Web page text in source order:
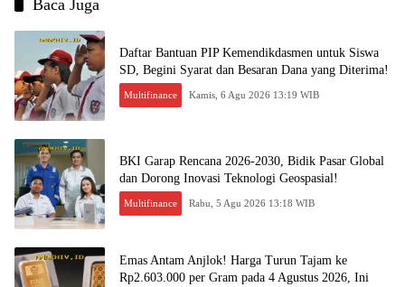
Baca Juga
Daftar Bantuan PIP Kemendikdasmen untuk Siswa
SD, Begini Syarat dan Besaran Dana yang Diterima!
Multifinance Kamis, 6 Agu 2026 13:19 WIB
BKI Garap Rencana 2026-2030, Bidik Pasar Global
dan Dorong Inovasi Teknologi Geospasial!
Multifinance Rabu, 5 Agu 2026 13:18 WIB
Emas Antam Anjlok! Harga Turun Tajam ke
Rp2.603.000 per Gram pada 4 Agustus 2026, Ini